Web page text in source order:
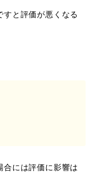
すと評価が悪くなる
合には評価に影響は